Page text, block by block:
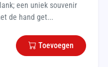
een uniek souvenir
de hand get...
Toevoegen